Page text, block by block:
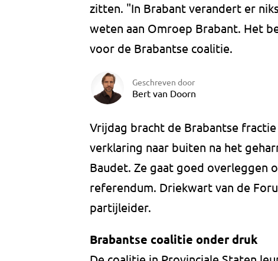
zitten. "In Brabant verandert er
weten aan Omroep Brabant. Het
voor de Brabantse coalitie.
Geschreven door
Bert van Doorn
Vrijdag bracht de Brabantse
verklaring naar buiten na het
Baudet. Ze gaat goed overleggen
referendum. Driekwart van de
partijleider.
Brabantse coalitie onder druk